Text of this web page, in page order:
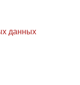
данных